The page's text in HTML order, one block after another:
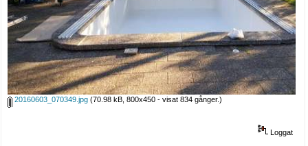
20160603_070349.jpg (70.98 kB, 800x450 - visat 834 gånger.)
Loggat